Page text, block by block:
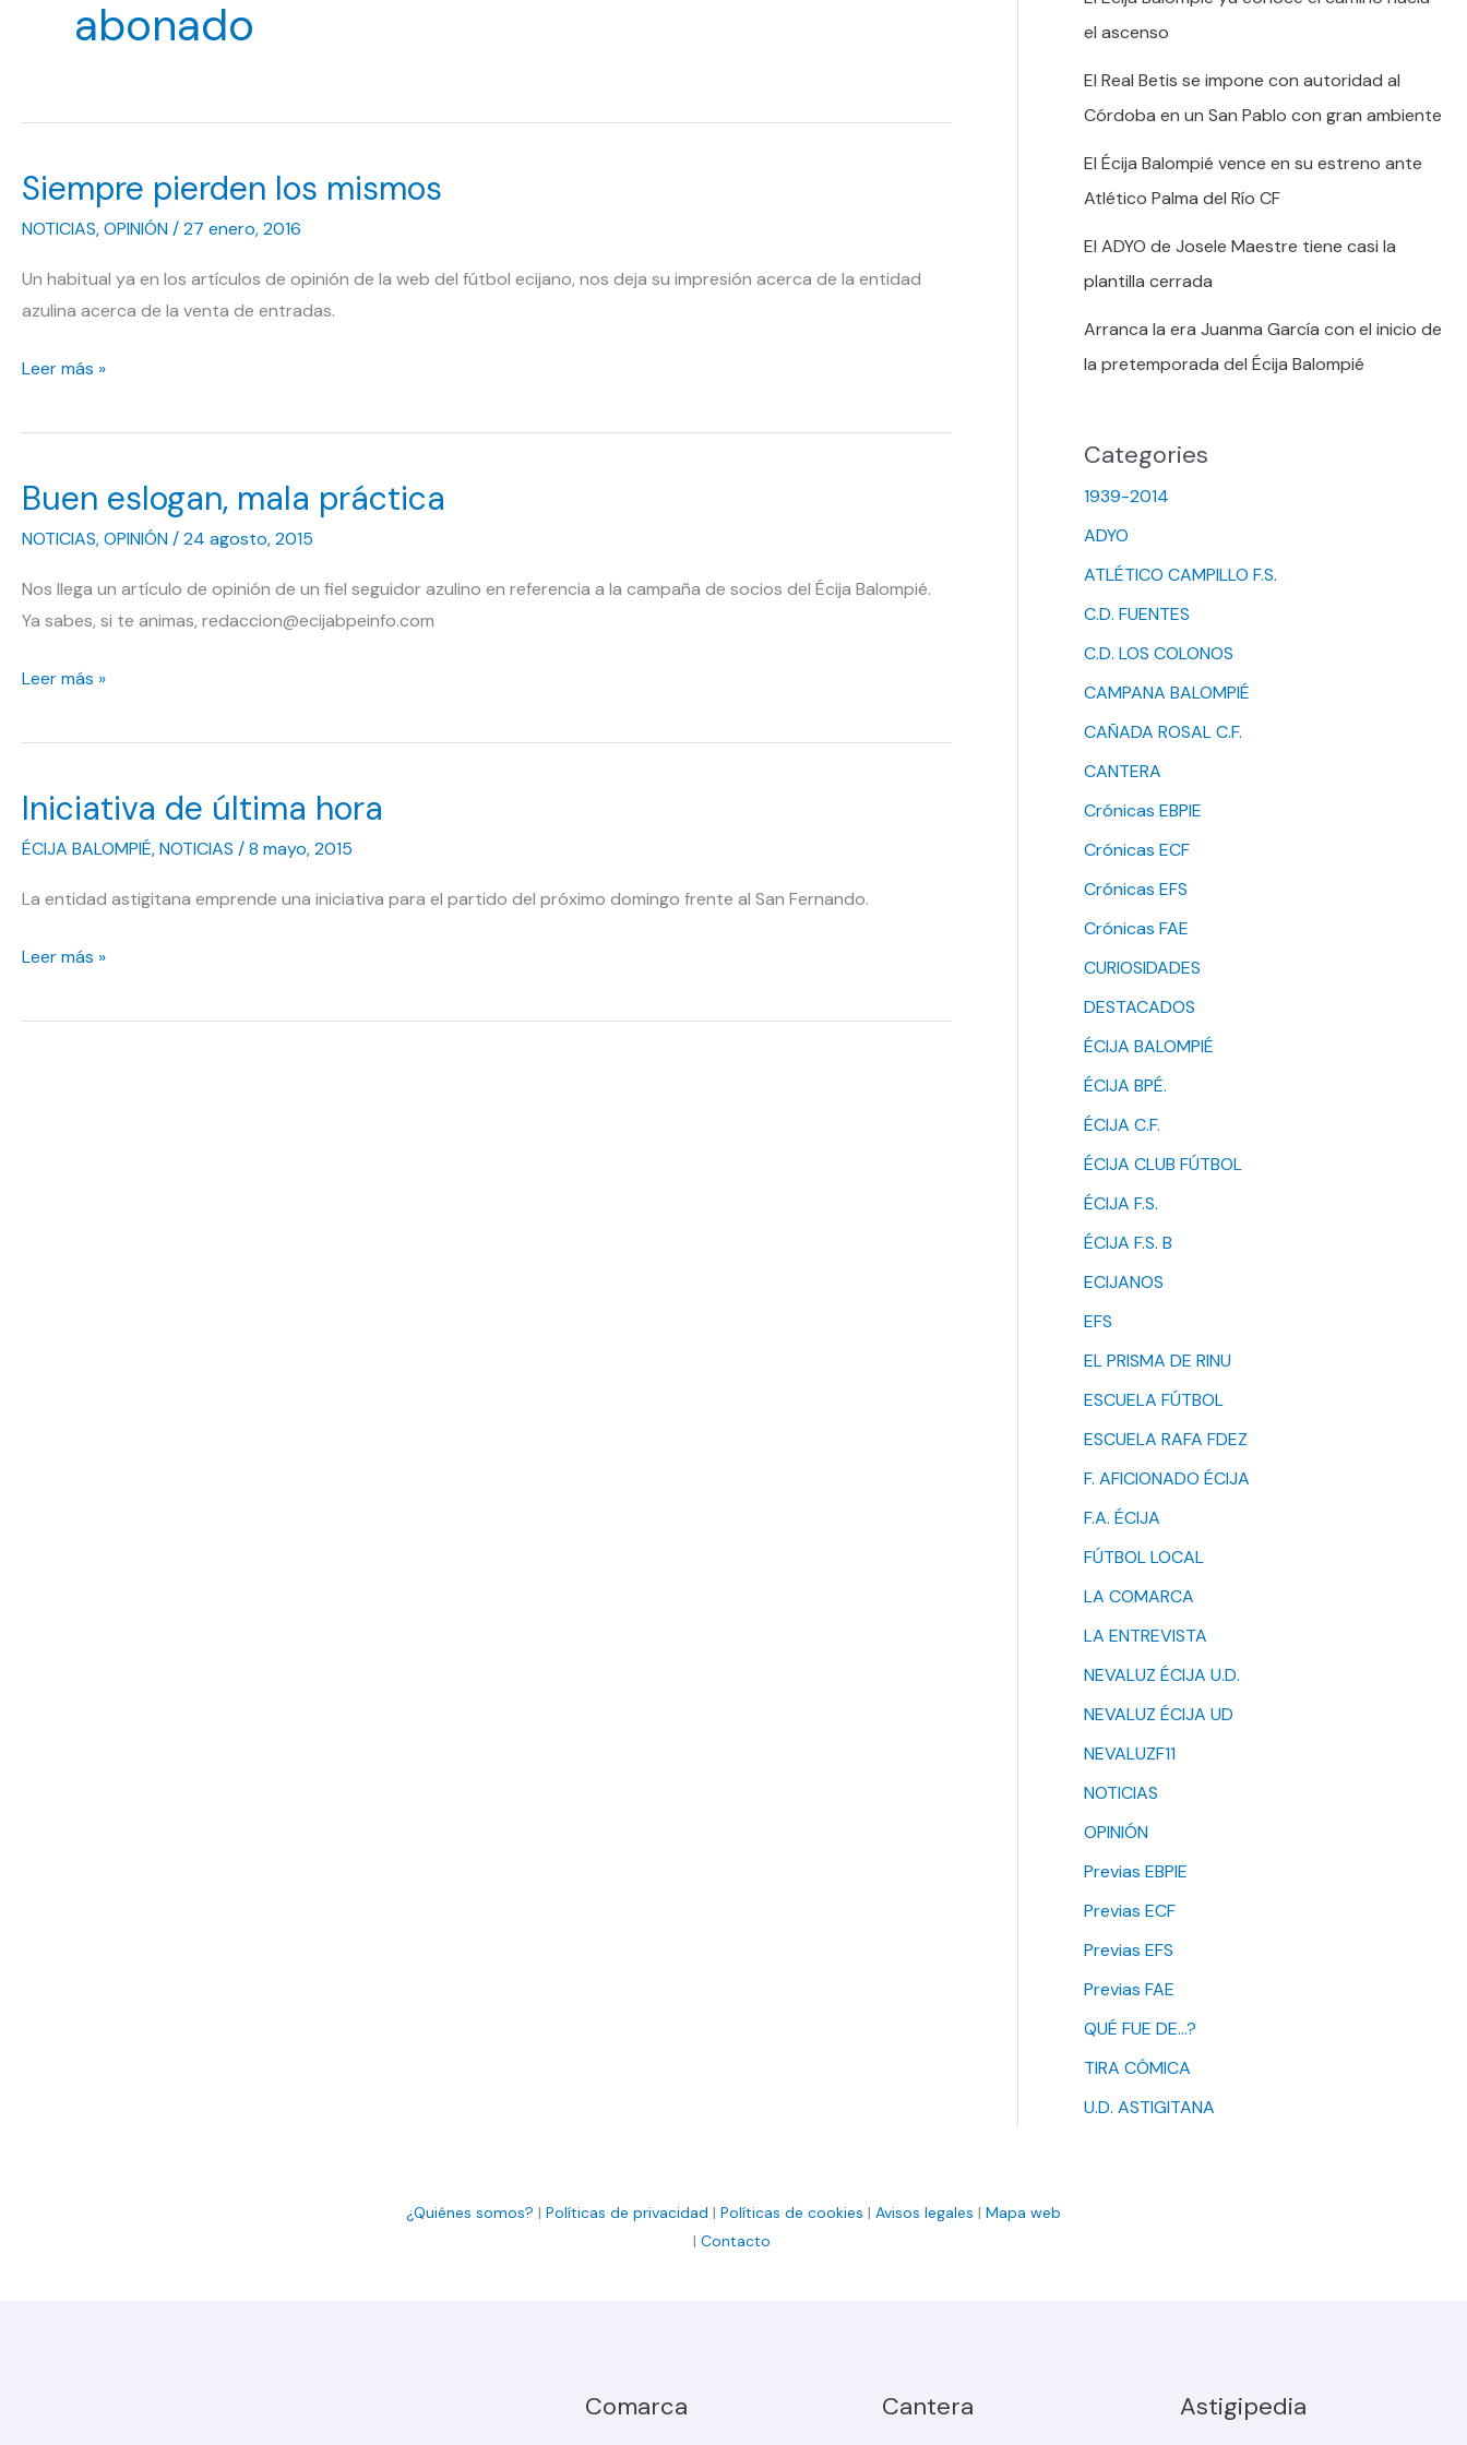
abonado
Siempre pierden los mismos
NOTICIAS,OPINIÓN/27 enero, 2016
Un habitual ya en los artículos de opinión de la web del fútbol ecijano, nos deja su impresión acerca de la entidad
azulina acerca de la venta de entradas.
Siempre
los
Leer más »
Buen eslogan, mala práctica
NOTICIAS,OPINIÓN/24 agosto, 2015
Nos llega un artículo de opinión de un fiel seguidor azulino en referencia a la campaña de socios del Écija Balompié.
Ya sabes, si te animas, redaccion@ecijabpeinfo.com
Buen
mala
Leer más »
Iniciativa de última hora
ÉCIJA BALOMPIÉ,NOTICIAS /8 mayo, 2015
La entidad astigitana emprende una iniciativa para el partido del próximo domingo frente al San Fernando.
Iniciativa
última
Leer más »
el ascenso
El Real Betis se impone con autoridad al
Córdoba en un San Pablo con gran ambiente
El Écija Balompié vence en su estreno ante
Atlético Palma del Río CF
El ADYO de Josele Maestre tiene casi la
plantilla cerrada
Arranca la era Juanma García con el inicio de
la pretemporada del Écija Balompié
Categories
1939-2014
ADYO
ATLÉTICO CAMPILLO F.S.
C.D. FUENTES
C.D. LOS COLONOS
CAMPANA BALOMPIÉ
CAÑADA ROSAL C.F.
CANTERA
Crónicas EBPIE
Crónicas ECF
Crónicas EFS
Crónicas FAE
CURIOSIDADES
DESTACADOS
ÉCIJA BALOMPIÉ
ÉCIJA BPÉ.
ÉCIJA C.F.
ÉCIJA CLUB FÚTBOL
ÉCIJA F.S.
ÉCIJA F.S. B
ECIJANOS
EFS
EL PRISMA DE RINU
ESCUELA FÚTBOL
ESCUELA RAFA FDEZ
F. AFICIONADO ÉCIJA
F.A. ÉCIJA
FÚTBOL LOCAL
LA COMARCA
LA ENTREVISTA
NEVALUZ ÉCIJA U.D.
NEVALUZ ÉCIJA UD
NEVALUZF11
NOTICIAS
OPINIÓN
Previas EBPIE
Previas ECF
Previas EFS
Previas FAE
QUÉ FUE DE…?
TIRA CÓMICA
U.D. ASTIGITANA
¿Quiénes somos? | Políticas de privacidad | Políticas de cookies | Avisos legales | Mapa web
| Contacto
Comarca Cantera Astigipedia